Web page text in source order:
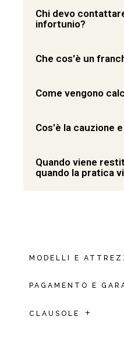
Chi devo
infortunio?
Che cos'è un
Come vengono
Cos'è la cauzione
Quando viene
quando la pratica
MODELLI E
PAGAMENTO E
CLAUSOLE